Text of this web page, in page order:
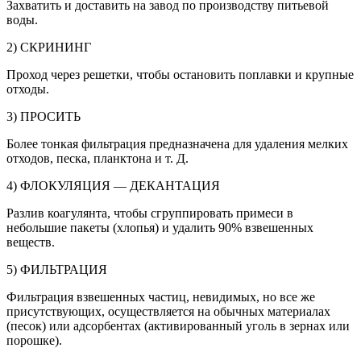
Захватить и доставить на завод по производству питьевой
воды.
2) СКРИНИНГ
Проход через решетки, чтобы остановить поплавки и крупные
отходы.
3) ПРОСИТЬ
Более тонкая фильтрация предназначена для удаления мелких
отходов, песка, планктона и т. Д.
4) ФЛОКУЛЯЦИЯ — ДЕКАНТАЦИЯ
Разлив коагулянта, чтобы сгруппировать примеси в
небольшие пакеты (хлопья) и удалить 90% взвешенных
веществ.
5) ФИЛЬТРАЦИЯ
Фильтрация взвешенных частиц, невидимых, но все же
присутствующих, осуществляется на обычных материалах
(песок) или адсорбентах (активированный уголь в зернах или
порошке).